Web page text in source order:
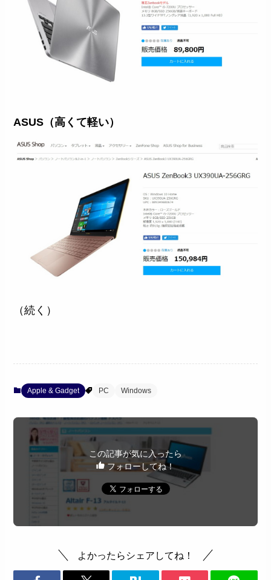
ASUS（高くて軽い）
（続く）
Apple & Gadget PC Windows
この記事が気に入ったら
フォローしてね！
よかったらシェアしてね！